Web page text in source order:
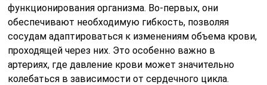
функционирования организма. Во-первых, они
обеспечивают необходимую гибкость, позволяя
сосудам адаптироваться к изменениям объема крови,
проходящей через них. Это особенно важно в
артериях, где давление крови может значительно
колебаться в зависимости от сердечного цикла.